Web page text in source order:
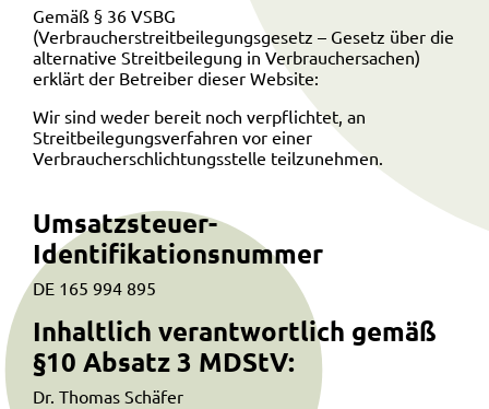
Gemäß § 36 VSBG
(Verbraucherstreitbeilegungsgesetz – Gesetz über die
alternative Streitbeilegung in Verbrauchersachen)
erklärt der Betreiber dieser Website:
Wir sind weder bereit noch verpflichtet, an
Streitbeilegungsverfahren vor einer
Verbraucherschlichtungsstelle teilzunehmen.
Umsatzsteuer-
Identifikationsnummer
DE 165 994 895
Inhaltlich verantwortlich gemäß
§10 Absatz 3 MDStV:
Dr. Thomas Schäfer